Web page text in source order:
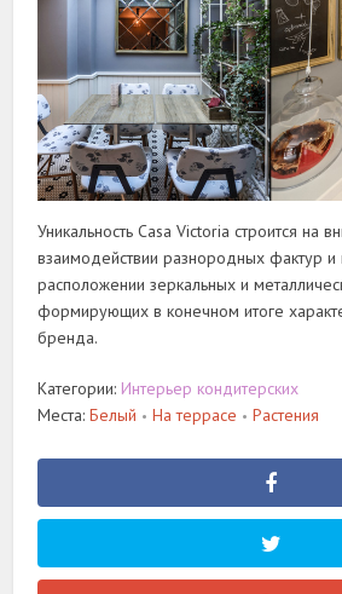
Уникальность Casa Victoria строится на
взаимодействии разнородных фактур
расположении зеркальных и
формирующих в конечном итоге
бренда.
Категории: Интерьер кондитерских
Места:Белый • На террасе • Растения